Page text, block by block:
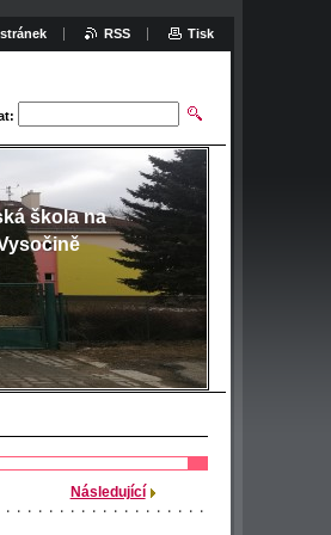
škola na
Následující
RSS Tisk